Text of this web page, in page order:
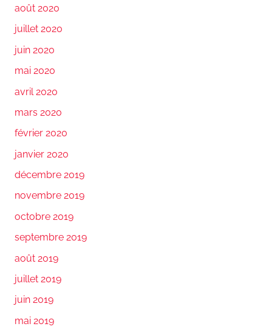
août 2020
juillet 2020
juin 2020
mai 2020
avril 2020
mars 2020
février 2020
janvier 2020
décembre 2019
novembre 2019
octobre 2019
septembre 2019
août 2019
juillet 2019
juin 2019
mai 2019